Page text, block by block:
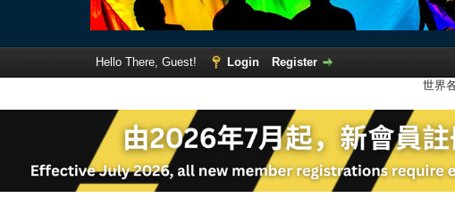
Hello There, Guest! Login
Register
世界